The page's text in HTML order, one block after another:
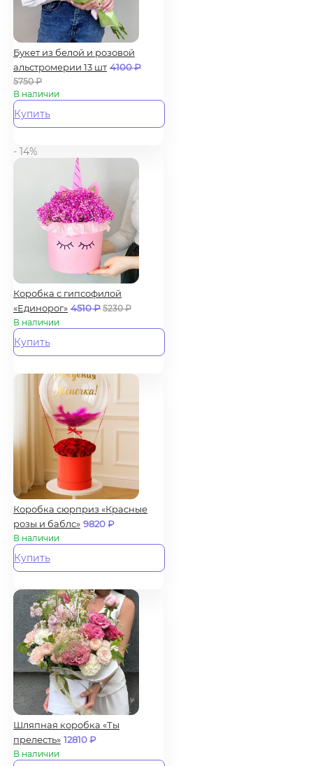
Букет из белой и розовой
альстромерии 13 шт 4100₽
5750₽
В наличии
Купить
- 14%
Коробка с гипсофилой
«Единорог» 4510₽ 5230₽
В наличии
Купить
Коробка сюрприз «Красные
розы и баблс» 9820₽
В наличии
Купить
Шляпная коробка «Ты
прелесть» 12810₽
В наличии